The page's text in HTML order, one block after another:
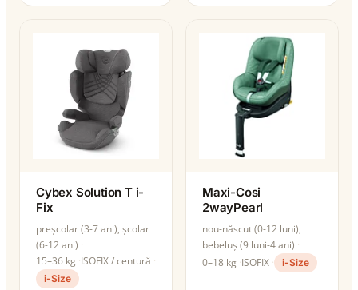
Cybex Solution T i-
Fix
preșcolar (3-7 ani), școlar
(6-12 ani)
15–36 kg ISOFIX / centură
i-Size
Maxi-Cosi
2wayPearl
nou-născut (0-12 luni),
bebeluș (9 luni-4 ani)
0–18 kg ISOFIX i-Size